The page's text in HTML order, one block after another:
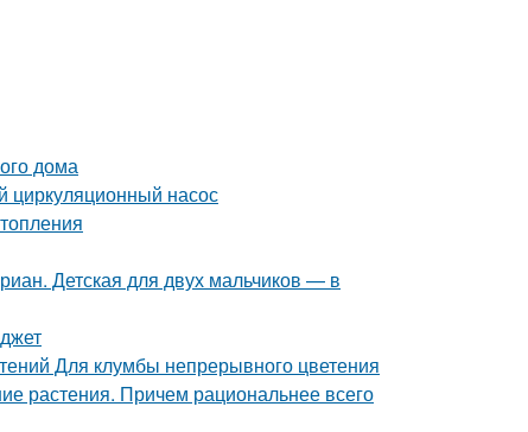
дома
циркуляционный насос
Детская для двух мальчиков — в
Для клумбы непрерывного цветения
растения. Причем рациональнее всего